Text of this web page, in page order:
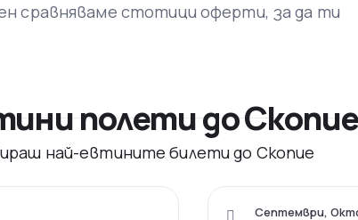
сравняваме стотици оферти, за да ти
полети до
най-евтините билети до Скопие
Септември,